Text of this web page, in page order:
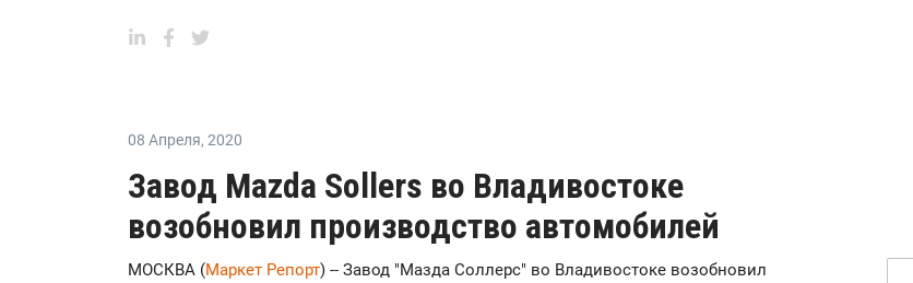
08 Апреля, 2020
Завод Mazda Sollers во Владивостоке
возобновил производство автомобилей
МОСКВА (Маркет Репорт) -- Завод "Мазда Соллерс" во Владивостоке возобновил